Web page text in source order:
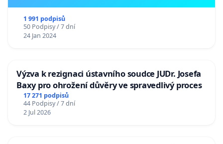
1 991 podpisů
50 Podpisy / 7 dní
24 Jan 2024
Výzva k rezignaci ústavního soudce JUDr. Josefa
Baxy pro ohrožení důvěry ve spravedlivý proces
17 271 podpisů
44 Podpisy / 7 dní
2 Jul 2026